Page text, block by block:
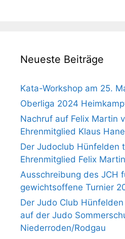
Neueste Beiträge
Kata-Workshop am 25.
Oberliga 2024
Nachruf auf Felix Martin
Ehrenmitglied Klaus
Der Judoclub Hünfelden
Ehrenmitglied Felix Martin
Ausschreibung des JCH
gewichtsoffene Turnier
Der Judo Club
auf der Judo
Niederroden/Rodgau